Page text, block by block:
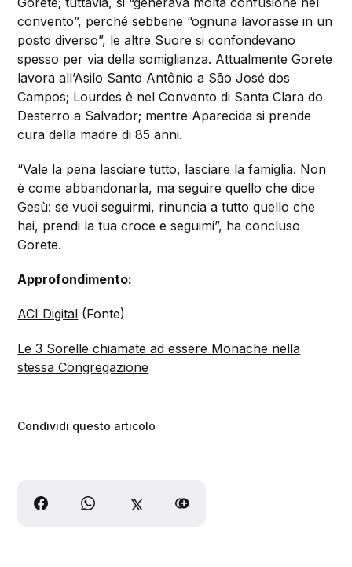
convento”, perché sebbene “ognuna lavorasse in un
posto diverso”, le altre Suore si confondevano
spesso per via della somiglianza. Attualmente Gorete
lavora all’Asilo Santo Antônio a São José dos
Campos; Lourdes è nel Convento di Santa Clara do
Desterro a Salvador; mentre Aparecida si prende
cura della madre di 85 anni.
“Vale la pena lasciare tutto, lasciare la famiglia. Non
è come abbandonarla, ma seguire quello che dice
Gesù: se vuoi seguirmi, rinuncia a tutto quello che
hai, prendi la tua croce e seguimi”, ha concluso
Gorete.
Approfondimento:
ACI Digital (Fonte)
Le 3 Sorelle chiamate ad essere Monache nella
stessa Congregazione
Condividi questo articolo